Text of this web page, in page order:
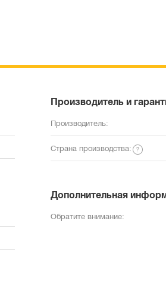
Производитель и
Производитель:
Страна производства:
Дополнительная
Обратите внимание: